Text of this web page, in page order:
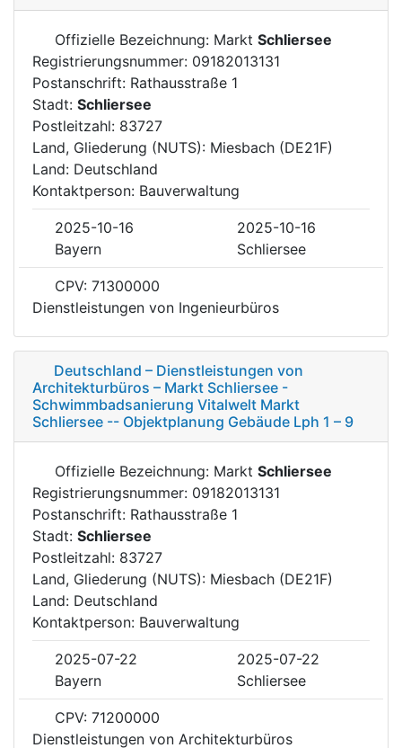
Offizielle Bezeichnung: Markt Schliersee
Registrierungsnummer: 09182013131
Postanschrift: Rathausstraße 1
Stadt: Schliersee
Postleitzahl: 83727
Land, Gliederung (NUTS): Miesbach (DE21F)
Land: Deutschland
Kontaktperson: Bauverwaltung
2025-10-16
2025-10-16
Bayern
Schliersee
CPV: 71300000
Dienstleistungen von Ingenieurbüros
Deutschland – Dienstleistungen von
Architekturbüros – Markt Schliersee -
Schwimmbadsanierung Vitalwelt Markt
Schliersee -- Objektplanung Gebäude Lph 1 – 9
Offizielle Bezeichnung: Markt Schliersee
Registrierungsnummer: 09182013131
Postanschrift: Rathausstraße 1
Stadt: Schliersee
Postleitzahl: 83727
Land, Gliederung (NUTS): Miesbach (DE21F)
Land: Deutschland
Kontaktperson: Bauverwaltung
2025-07-22
2025-07-22
Bayern
Schliersee
CPV: 71200000
Dienstleistungen von Architekturbüros